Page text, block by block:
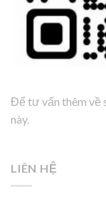
Để tư vấn thêm về
này.
LIÊN HỆ